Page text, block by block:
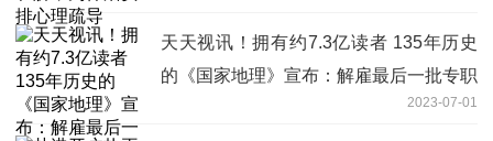
天天视讯！拥有约7.3亿读者 135年历史
的《国家地理》宣布：解雇最后一批专职
2023-07-01